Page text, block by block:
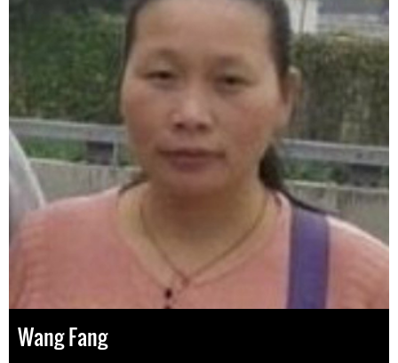
Wang Fang